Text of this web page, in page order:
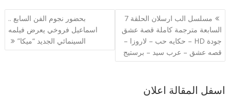
تصفّح
المقالات
مسلسل الب ارسلان الحلقة 7
السابعة مترجمة كاملة قصة عشق
جودة HD – حكايه حب – لاروزا –
قصه عشق – عرب سيد – برستيج
بحضور نجوم الفن السابع ..
اسماعيل فروخي يعرض فيلمه
السينمائي الجديد “ميكا”
اسفل المقالة اعلان